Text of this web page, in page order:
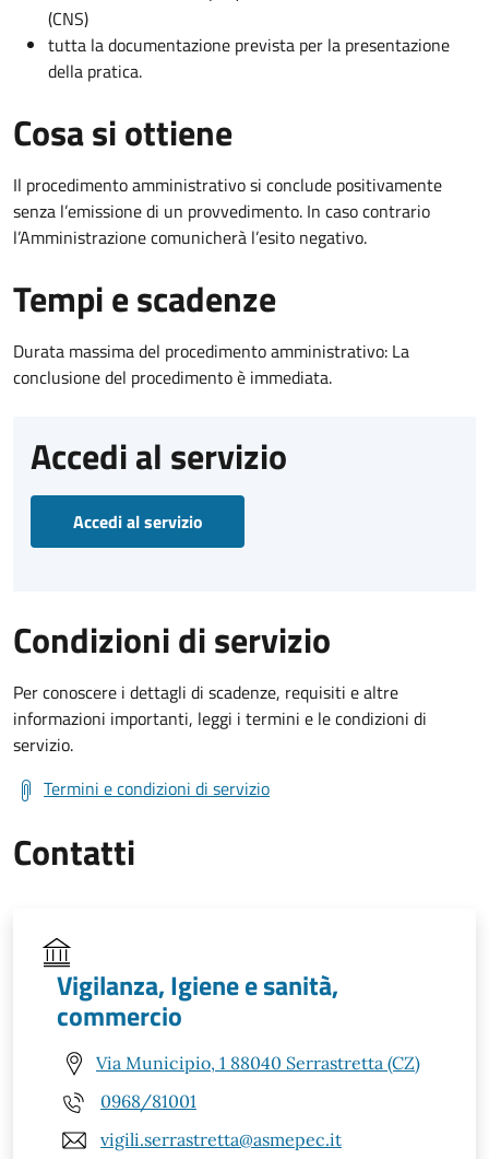
(CNS)
tutta la documentazione prevista per la presentazione
della pratica.
Cosa si ottiene
Il procedimento amministrativo si conclude positivamente
senza l’emissione di un provvedimento. In caso contrario
l’Amministrazione comunicherà l’esito negativo.
Tempi e scadenze
Durata massima del procedimento amministrativo: La
conclusione del procedimento è immediata.
Accedi al servizio
Accedi al servizio
Condizioni di servizio
Per conoscere i dettagli di scadenze, requisiti e altre
informazioni importanti, leggi i termini e le condizioni di
servizio.
Termini e condizioni di servizio
Contatti
Vigilanza, Igiene e sanità,
commercio
Via Municipio, 1 88040 Serrastretta (CZ)
0968/81001
vigili.serrastretta@asmepec.it